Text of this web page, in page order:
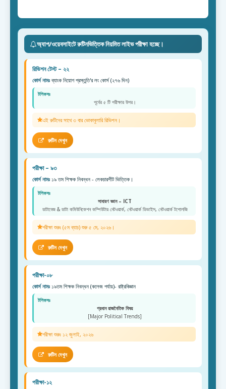
অ্যাপ/ওয়েবসাইটে রুটিনভিত্তিক নিয়মিত লাইভ পরীক্ষা হচ্ছে।
রিভিশন টেস্ট – ২২
কোর্স নামঃব্যাংক নিয়োগ প্রস্তুতি'র লং কোর্স (২৭৬ দিন)
টপিকসঃ
পূর্বের ৫ টি পরীক্ষার উপর।
এই রুটিনের সাথে ৩ বার ভোকাবুলারি রিভিশন।
রুটিন দেখুন
পরীক্ষা – ৯৩
কোর্স নামঃ ১৯ তম শিক্ষক নিবন্ধন - লেকচারশীট ভিত্তিক।
টপিকসঃ
সাধারণ জ্ঞান – ICT
ডাটাবেজ & ডাটা কমিউনিকেশন কম্পিউটার নেটওয়ার্ক, নেটওয়ার্ক ডিভাইস, নেটওয়ার্ক টপোলজি
পরীক্ষা শুরুঃ (৫ম ব্যাচ) শুরু ৫ মে, ২০২৬।
রুটিন দেখুন
পরীক্ষা-০৮
কোর্স নামঃ ১৯তম শিক্ষক নিবন্ধন (কলেজ পর্যায়)- রাষ্ট্রবিজ্ঞান
টপিকসঃ
প্রধান রাজনৈতিক বিষয়
[Major Political Trends]
পরীক্ষা শুরুঃ ১২ জুলাই, ২০২৬
রুটিন দেখুন
পরীক্ষা-১২